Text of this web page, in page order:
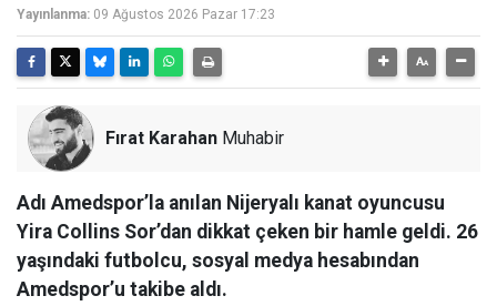
Yayınlanma: 09 Ağustos 2026 Pazar 17:23
Fırat Karahan Muhabir
Adı Amedspor’la anılan Nijeryalı kanat oyuncusu
Yira Collins Sor’dan dikkat çeken bir hamle geldi. 26
yaşındaki futbolcu, sosyal medya hesabından
Amedspor’u takibe aldı.